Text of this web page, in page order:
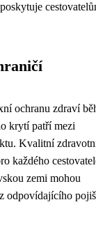
ochranu zdraví
krytí patří mezi
Kvalitní
každého
zemi mohou
odpovídajícího